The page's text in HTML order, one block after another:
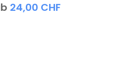
24,00 CHF